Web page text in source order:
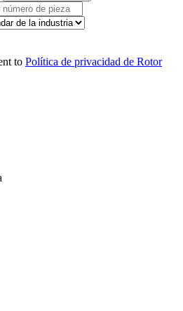
to Política de privacidad de Rotor